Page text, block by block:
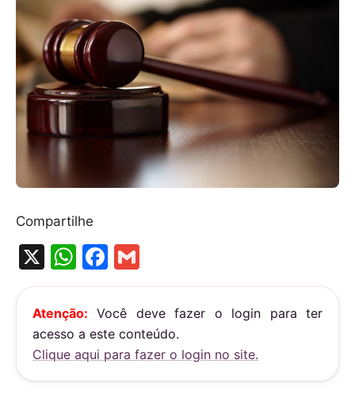
Compartilhe
X
W
h
at
s
A
p
F
a
c
e
b
o
m
ai
l
Atenção: Você deve fazer o login para ter
acesso a este conteúdo.
Clique aqui para fazer o login no site.